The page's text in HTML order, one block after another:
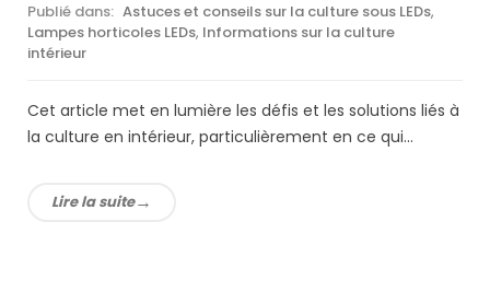
Publié dans: Astuces et conseils sur la culture sous LEDs,
Lampes horticoles LEDs, Informations sur la culture
intérieur
Cet article met en lumière les défis et les solutions liés à
la culture en intérieur, particulièrement en ce qui...
Lire la suite